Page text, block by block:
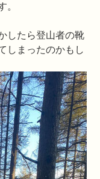
。
したら登山者の靴
しまったのかもし